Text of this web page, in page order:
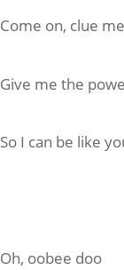
Come on, clue
Give me the
So I can be like
Oh, oobee doo